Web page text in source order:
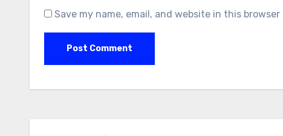
Save my name, email, and website in this